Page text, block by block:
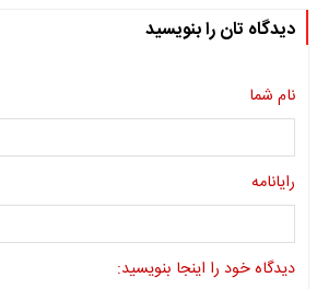
دیدگاه تان را بنویسید
نام شما
رایانامه
دیدگاه خود را اینجا بنویسید: